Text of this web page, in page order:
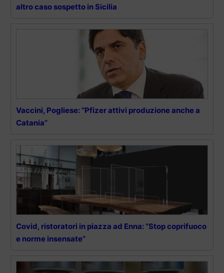
altro caso sospetto in Sicilia
Vaccini, Pogliese: “Pfizer attivi produzione anche a
Catania”
Covid, ristoratori in piazza ad Enna: “Stop coprifuoco
e norme insensate”